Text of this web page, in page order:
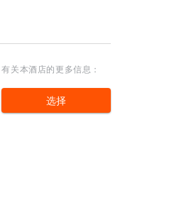
有关本酒店的更多信息：
选择